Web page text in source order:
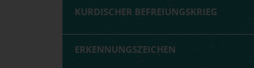
KURDISCHER BEFREIUNGSKRIEG
ERKENNUNGSZEICHEN